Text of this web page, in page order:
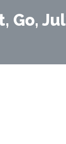
Go,